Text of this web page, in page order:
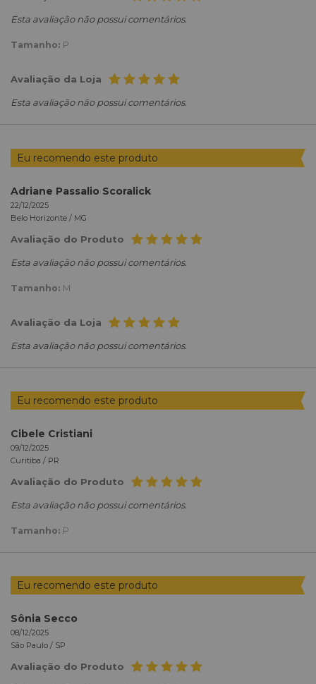
Esta avaliação não possui comentários.
Tamanho: P
Avaliação da Loja
Esta avaliação não possui comentários.
Eu recomendo este produto
Adriane Passalio Scoralick
22/12/2025
Belo Horizonte / MG
Avaliação do Produto
Esta avaliação não possui comentários.
Tamanho: M
Avaliação da Loja
Esta avaliação não possui comentários.
Eu recomendo este produto
Cibele Cristiani
09/12/2025
Curitiba / PR
Avaliação do Produto
Esta avaliação não possui comentários.
Tamanho: P
Eu recomendo este produto
Sônia Secco
08/12/2025
São Paulo / SP
Avaliação do Produto